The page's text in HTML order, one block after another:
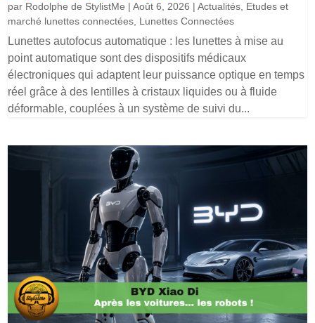
par Rodolphe de StylistMe |Août 6, 2026 |Actualités Etudes et
marché lunettes connectées Lunettes Connectées
Lunettes autofocus automatique : les lunettes à mise au
point automatique sont des dispositifs médicaux
électroniques qui adaptent leur puissance optique en temps
réel grâce à des lentilles à cristaux liquides ou à fluide
déformable, couplées à un système de suivi du...